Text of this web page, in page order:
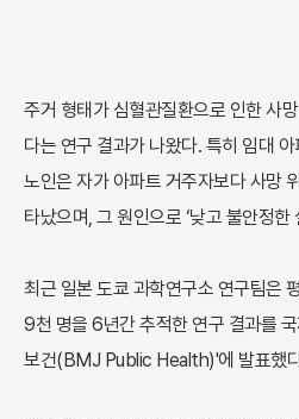
주거 형태가 심혈관질환으로 인한 사
다는 연구 결과가 나왔다. 특히 임대
노인은 자가 아파트 거주자보다 사망
타났으며, 그 원인으로 ‘낮고 불안정한
최근 일본 도쿄 과학연구소 연구팀은
9천 명을 6년간 추적한 연구 결과를
보건(BMJ Public Health)'에 발표했